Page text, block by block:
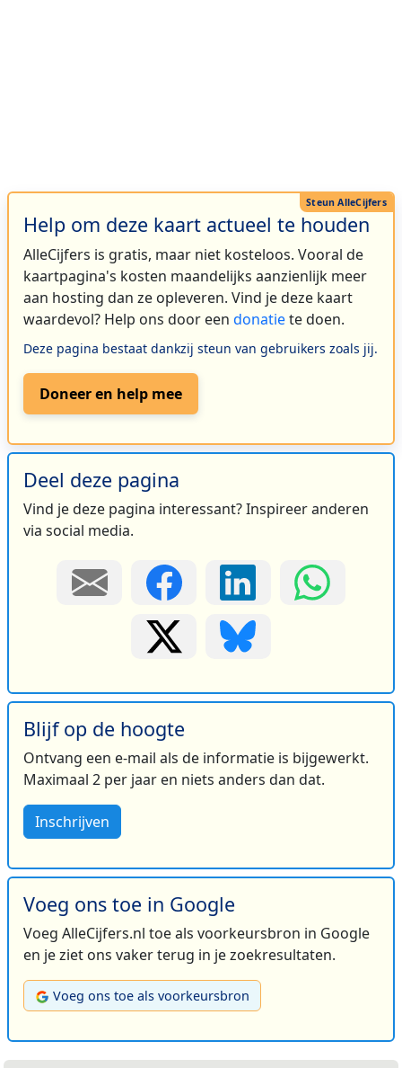
Help om deze kaart actueel te houden
AlleCijfers is gratis, maar niet kosteloos. Vooral de
kaartpagina's kosten maandelijks aanzienlijk meer
aan hosting dan ze opleveren. Vind je deze kaart
waardevol? Help ons door een donatiete doen.
Deze pagina bestaat dankzij steun van gebruikers zoals jij.
Doneer en help mee
Deel deze pagina
Vind je deze pagina interessant? Inspireer anderen
via social media.
Blijf op de hoogte
Ontvang een e-mail als de informatie is bijgewerkt.
Maximaal 2 per jaar en niets anders dan dat.
Inschrijven
Voeg ons toe in Google
Voeg AlleCijfers.nl toe als voorkeursbron in Google
en je ziet ons vaker terug in je zoekresultaten.
Voeg ons toe als voorkeursbron